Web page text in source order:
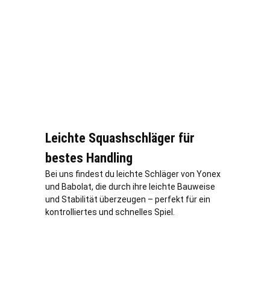
Leichte Squashschläger für
bestes Handling
Bei uns findest du leichte Schläger von Yonex
und Babolat, die durch ihre leichte Bauweise
und Stabilität überzeugen – perfekt für ein
kontrolliertes und schnelles Spiel.